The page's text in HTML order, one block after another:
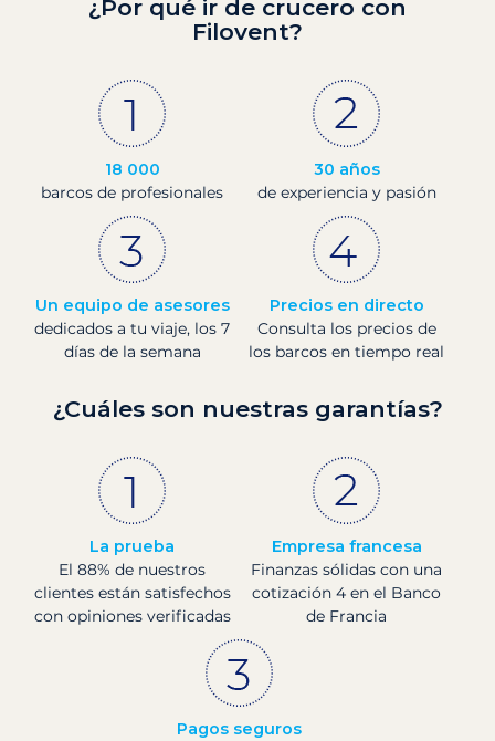
¿Por qué ir de crucero con
Filovent?
18 000
barcos de profesionales
30 años
de experiencia y pasión
Un equipo de asesores
dedicados a tu viaje, los 7
días de la semana
Precios en directo
Consulta los precios de
los barcos en tiempo real
¿Cuáles son nuestras garantías?
La prueba
El 88% de nuestros
clientes están satisfechos
con opiniones verificadas
Empresa francesa
Finanzas sólidas con una
cotización 4 en el Banco
de Francia
Pagos seguros